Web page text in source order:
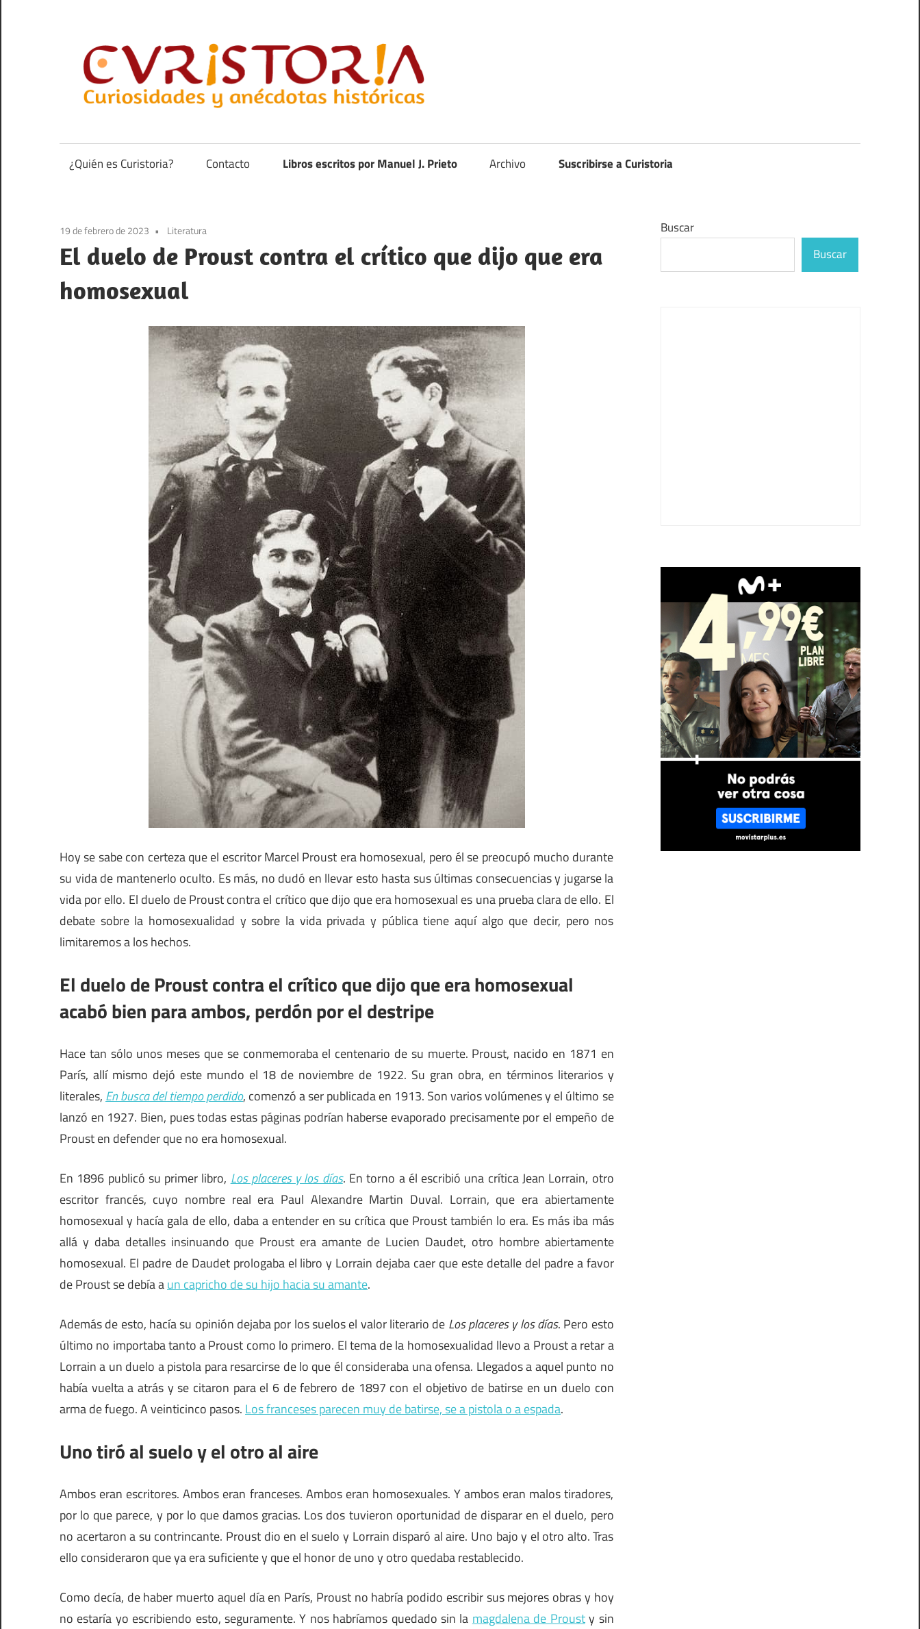
contenido
anécdotas
de
¿Quién es Curistoria? Contacto Libros escritos por Manuel J. Prieto Archivo Suscribirse a Curistoria
19 de febrero de 2023 Literatura
El duelo de Proust contra el crítico que dijo que era
homosexual
Hoy se sabe con certeza que el escritor Marcel Proust era homosexual, pero él se preocupó mucho durante
su vida de mantenerlo oculto. Es más, no dudó en llevar esto hasta sus últimas consecuencias y jugarse la
vida por ello. El duelo de Proust contra el crítico que dijo que era homosexual es una prueba clara de ello. El
debate sobre la homosexualidad y sobre la vida privada y pública tiene aquí algo que decir, pero nos
limitaremos a los hechos.
El duelo de Proust contra el crítico que dijo que era homosexual
acabó bien para ambos, perdón por el destripe
Hace tan sólo unos meses que se conmemoraba el centenario de su muerte. Proust, nacido en 1871 en
París, allí mismo dejó este mundo el 18 de noviembre de 1922. Su gran obra, en términos literarios y
literales, En busca del tiempo perdido, comenzó a ser publicada en 1913. Son varios volúmenes y el último se
lanzó en 1927. Bien, pues todas estas páginas podrían haberse evaporado precisamente por el empeño de
Proust en defender que no era homosexual.
En 1896 publicó su primer libro, Los placeres y los días. En torno a él escribió una crítica Jean Lorrain, otro
escritor francés, cuyo nombre real era Paul Alexandre Martin Duval. Lorrain, que era abiertamente
homosexual y hacía gala de ello, daba a entender en su crítica que Proust también lo era. Es más iba más
allá y daba detalles insinuando que Proust era amante de Lucien Daudet, otro hombre abiertamente
homosexual. El padre de Daudet prologaba el libro y Lorrain dejaba caer que este detalle del padre a favor
de Proust se debía aun capricho de su hijo hacia su amante.
Además de esto, hacía su opinión dejaba por los suelos el valor literario de Los placeres y los días. Pero esto
último no importaba tanto a Proust como lo primero. El tema de la homosexualidad llevo a Proust a retar a
Lorrain a un duelo a pistola para resarcirse de lo que él consideraba una ofensa. Llegados a aquel punto no
había vuelta a atrás y se citaron para el 6 de febrero de 1897 con el objetivo de batirse en un duelo con
arma de fuego. A veinticinco pasos. Los franceses parecen muy de batirse, se a pistola o a espada.
Uno tiró al suelo y el otro al aire
Ambos eran escritores. Ambos eran franceses. Ambos eran homosexuales. Y ambos eran malos tiradores,
por lo que parece, y por lo que damos gracias. Los dos tuvieron oportunidad de disparar en el duelo, pero
no acertaron a su contrincante. Proust dio en el suelo y Lorrain disparó al aire. Uno bajo y el otro alto. Tras
ello consideraron que ya era suficiente y que el honor de uno y otro quedaba restablecido.
Como decía, de haber muerto aquel día en París, Proust no habría podido escribir sus mejores obras y hoy
no estaría yo escribiendo esto, seguramente. Y nos habríamos quedado sin la magdalena de Prousty sin
Buscar
Buscar